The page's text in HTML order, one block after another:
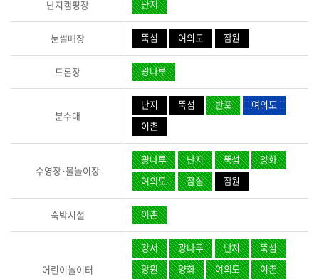
난지캠핑장 난지
눈썰매장 뚝섬 여의도 잠원
드론장 광나루
분수대
난지 뚝섬 반포
여의도
이촌
수영장·물놀이장
광나루 난지 뚝섬
양화
여의도
잠실 잠원
숙박시설 이촌
어린이놀이터
강서 광나루 난지
뚝섬
망원
양화 여의도
이촌